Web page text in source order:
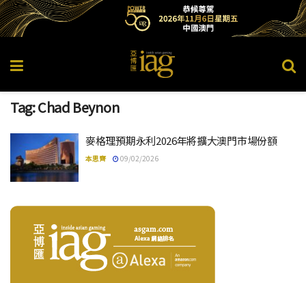
Tag:Chad Beynon
麥格理預期永利2026年將擴大澳門市場份額
本思齊 09/02/2026